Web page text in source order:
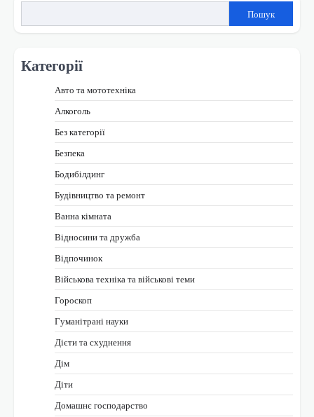
Пошук
Категорії
Авто та мототехніка
Алкоголь
Без категорії
Безпека
Бодибілдинг
Будівництво та ремонт
Ванна кімната
Відносини та дружба
Відпочинок
Військова техніка та військові теми
Гороскоп
Гуманітрані науки
Дієти та схуднення
Дім
Діти
Домашнє господарство